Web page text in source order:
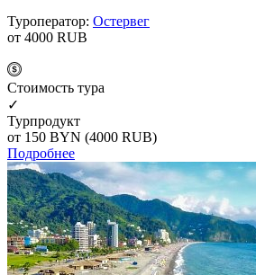
Туроператор: Остервег
от 4000 RUB
Cтоимость тура
✓
Турпродукт
от 150 BYN (4000 RUB)
Подробнее